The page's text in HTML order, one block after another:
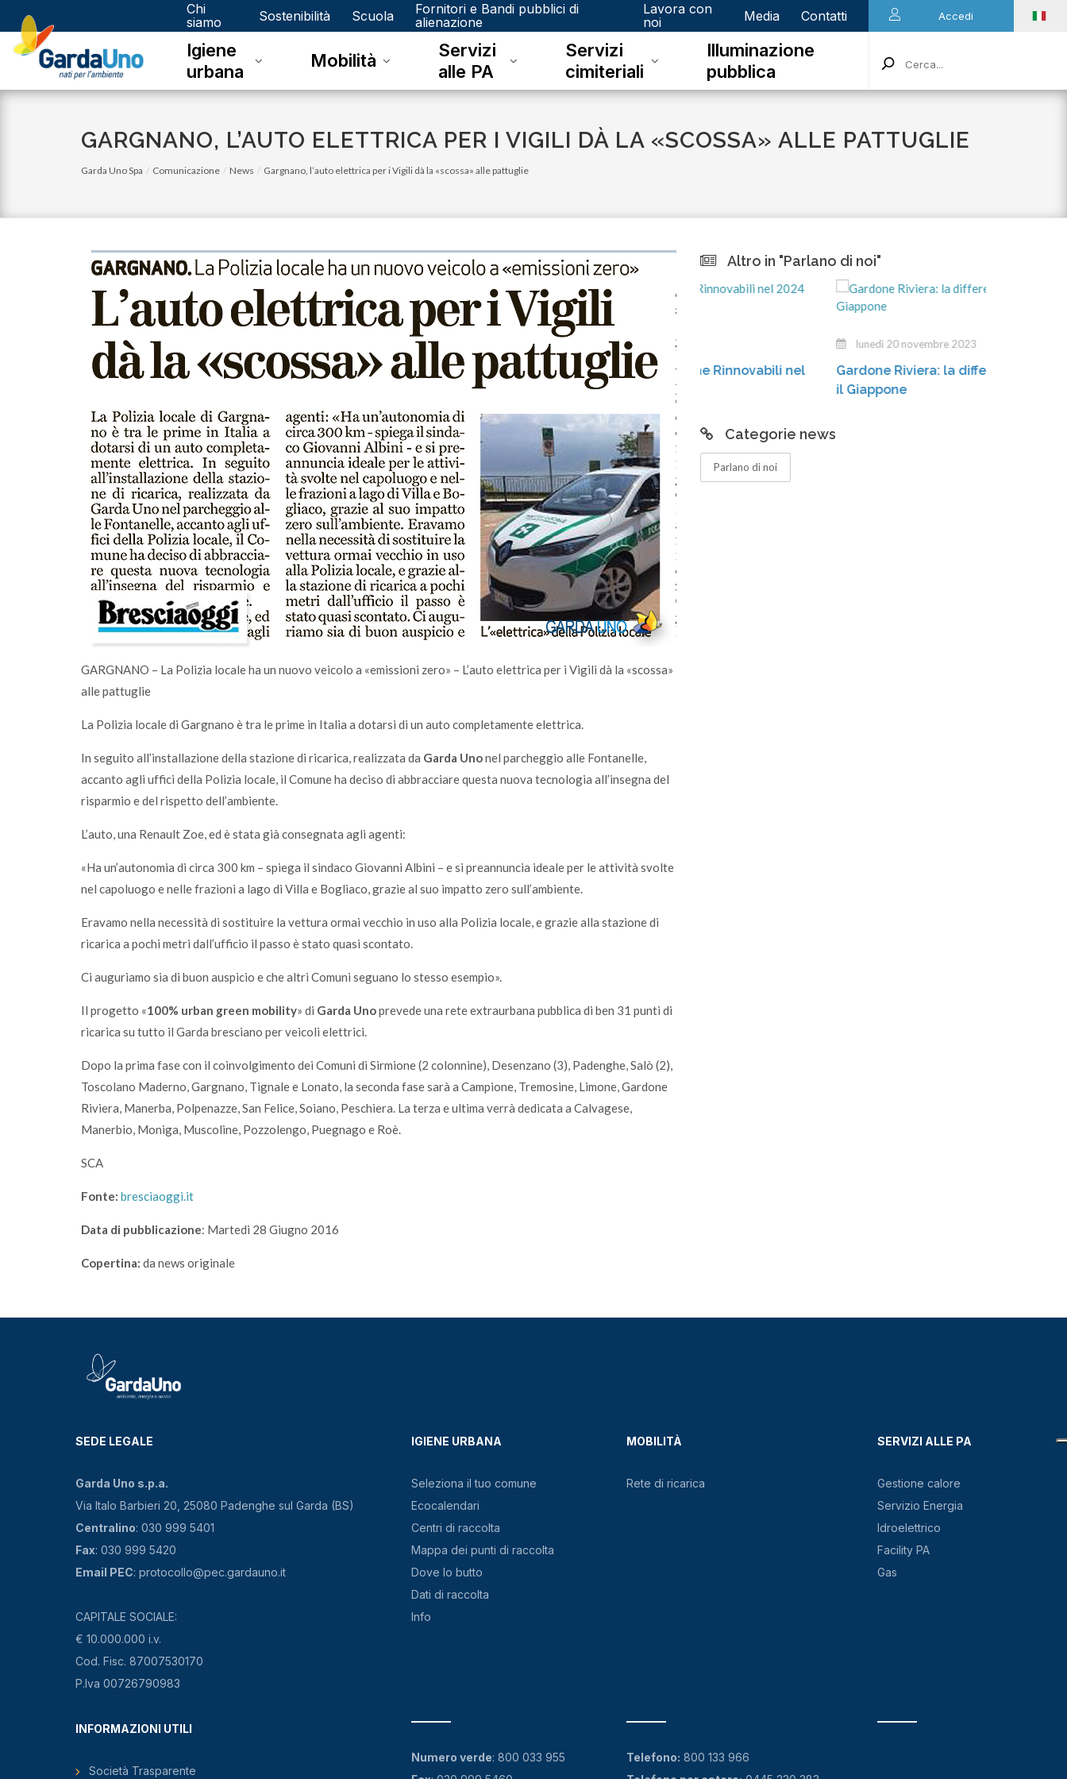
Gardauno
Spa
Chi
siamo
Sostenibilità Scuola
Fornitori e Bandi pubblici di
alienazione
Lavora con
noi
Media Contatti Accedi
Igiene
urbana
Mobilità
Servizi
alle PA
Servizi
cimiteriali
Illuminazione
pubblica
GARGNANO, L’AUTO ELETTRICA PER I VIGILI DÀ LA «SCOSSA» ALLE PATTUGLIE
Garda Uno Spa Comunicazione News Gargnano, l’auto elettrica per i Vigili dà la «scossa» alle pattuglie
GARGNANO – La Polizia locale ha un nuovo veicolo a «emissioni zero» – L’auto elettrica per i Vigili dà la «scossa»
alle pattuglie
La Polizia locale di Gargnano è tra le prime in Italia a dotarsi di un auto completamente elettrica.
In seguito all’installazione della stazione di ricarica, realizzata da Garda Unonel parcheggio alle Fontanelle,
accanto agli uffici della Polizia locale, il Comune ha deciso di abbracciare questa nuova tecnologia all’insegna del
risparmio e del rispetto dell’ambiente.
L’auto, una Renault Zoe, ed è stata già consegnata agli agenti:
«Ha un’autonomia di circa 300 km – spiega il sindaco Giovanni Albini – e si preannuncia ideale per le attività svolte
nel capoluogo e nelle frazioni a lago di Villa e Bogliaco, grazie al suo impatto zero sull’ambiente.
Eravamo nella necessità di sostituire la vettura ormai vecchio in uso alla Polizia locale, e grazie alla stazione di
ricarica a pochi metri dall’ufficio il passo è stato quasi scontato.
Ci auguriamo sia di buon auspicio e che altri Comuni seguano lo stesso esempio».
Il progetto «100% urban green mobility» di Garda Unoprevede una rete extraurbana pubblica di ben 31 punti di
ricarica su tutto il Garda bresciano per veicoli elettrici.
Dopo la prima fase con il coinvolgimento dei Comuni di Sirmione (2 colonnine), Desenzano (3), Padenghe, Salò (2),
Toscolano Maderno, Gargnano, Tignale e Lonato, la seconda fase sarà a Campione, Tremosine, Limone, Gardone
Riviera, Manerba, Polpenazze, San Felice, Soiano, Peschiera. La terza e ultima verrà dedicata a Calvagese,
Manerbio, Moniga, Muscoline, Pozzolengo, Puegnago e Roè.
SCA
Fonte: bresciaoggi.it
Data di pubblicazione: Martedi 28 Giugno 2016
Copertina: da news originale
Altro in "Parlano di noi"
lunedì 03 luglio 2023
A Salò la quota di differenziata ha raggiunto
lunedì 15 gennaio 2024
Video: Comunità Energetiche Rinnovabili nel
2024 sul Lago di Garda
lunedì 20 novembre 2023
Gardone Riviera: la differenziata «conquista»
Categorie news
Parlano di noi
SEDE LEGALE
Garda Uno s.p.a.
Via Italo Barbieri 20, 25080 Padenghe sul Garda (BS)
Centralino: 030 999 5401
Fax: 030 999 5420
Email PEC: protocollo@pec.gardauno.it
CAPITALE SOCIALE:
€ 10.000.000 i.v.
Cod. Fisc. 87007530170
P.Iva 00726790983
IGIENE URBANA
Seleziona il tuo comune
Ecocalendari
Centri di raccolta
Mappa dei punti di raccolta
Dove lo butto
Dati di raccolta
Info
MOBILITÀ
Rete di ricarica
SERVIZI ALLE PA
Gestione calore
Servizio Energia
Idroelettrico
Facility PA
Gas
INFORMAZIONI UTILI
Società Trasparente
Numero verde:800 033 955
Telefono: 800 133 966